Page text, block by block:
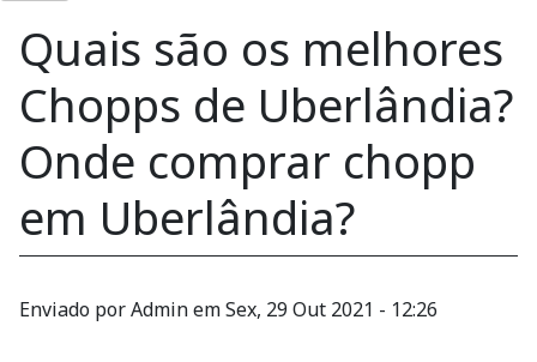
Quais são os melhores
Chopps de Uberlândia?
Onde comprar chopp
em Uberlândia?
Enviado porAdminemSex, 29 Out 2021 - 12:26